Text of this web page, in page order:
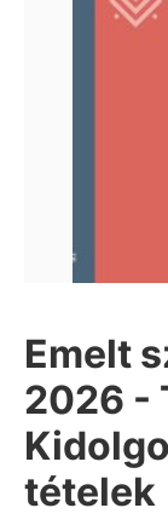
Emelt
2026 -
tételek